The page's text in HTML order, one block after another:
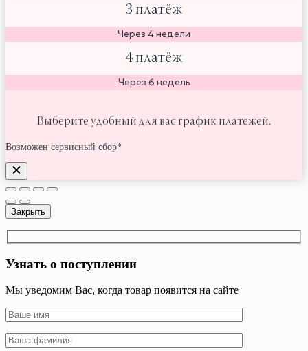
3 платёж
Через 4 недели
4 платёж
Через 6 недель
Выберите удобный для вас график платежей.
Возможен сервисный сбор*
Закрыть
Узнать о поступлении
Мы уведомим Вас, когда товар появится на сайте